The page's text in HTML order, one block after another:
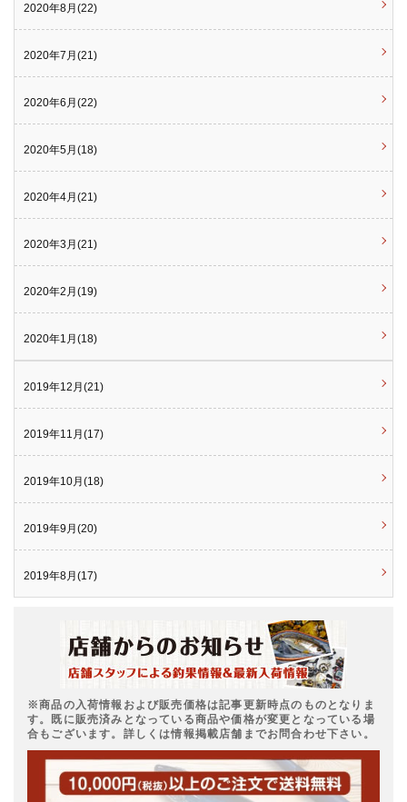
2020年8月(22)
2020年7月(21)
2020年6月(22)
2020年5月(18)
2020年4月(21)
2020年3月(21)
2020年2月(19)
2020年1月(18)
2019年12月(21)
2019年11月(17)
2019年10月(18)
2019年9月(20)
2019年8月(17)
※商品の入荷情報および販売価格は記事更新時点のものとなりま
す。既に販売済みとなっている商品や価格が変更となっている場
合もございます。詳しくは情報掲載店舗までお問合わせ下さい。